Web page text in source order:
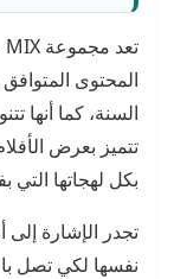
المحتوى
السنة، كما أنها
تتميز بعرض
بكل لهجاتها التي
تجدر الإشارة
نفسها لكي تصل